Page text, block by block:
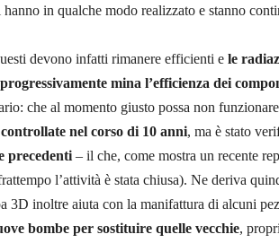
in qualche modo realizzato e stanno
devono infatti rimanere efficienti e le
mina l’efficienza dei
che al momento giusto possa non
nel corso di 10 anni, ma è stato
precedenti – il che, come mostra un recente
l’attività è stata chiusa). Ne deriva
3D inoltre aiuta con la manifattura di alcuni
bombe per sostituire quelle vecchie,